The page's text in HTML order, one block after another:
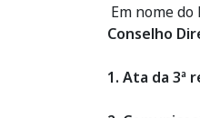
Em nome
Conselho
1. Ata da 3ª